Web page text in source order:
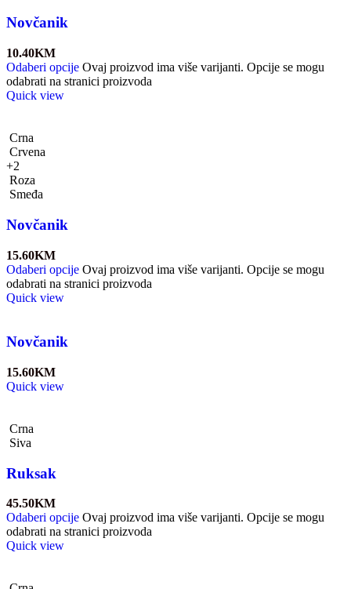
Novčanik
10.40KM
Odaberi opcije Ovaj proizvod ima više varijanti. Opcije se mogu
odabrati na stranici proizvoda
Quick view
Crna
Crvena
+2
Roza
Smeđa
Novčanik
15.60KM
Odaberi opcije Ovaj proizvod ima više varijanti. Opcije se mogu
odabrati na stranici proizvoda
Quick view
Novčanik
15.60KM
Quick view
Crna
Siva
Ruksak
45.50KM
Odaberi opcije Ovaj proizvod ima više varijanti. Opcije se mogu
odabrati na stranici proizvoda
Quick view